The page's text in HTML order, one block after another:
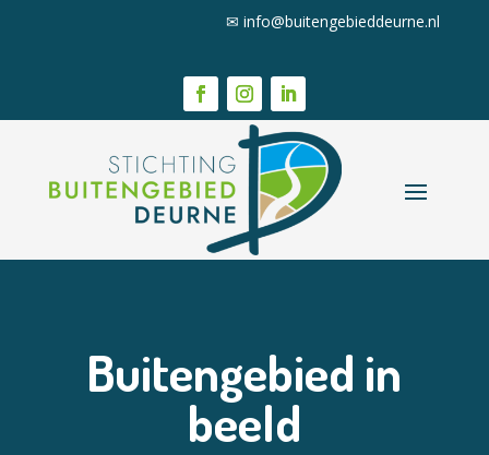
✉info@buitengebieddeurne.nl
Buitengebied in
beeld